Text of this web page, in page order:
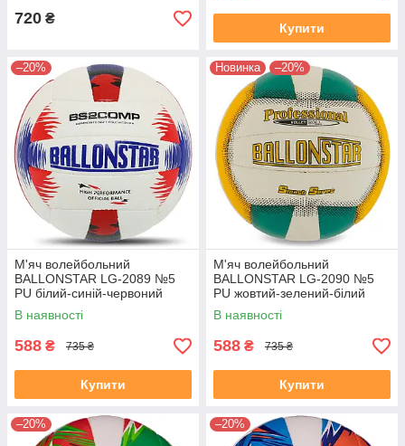
720 ₴
Купити
–20%
М'яч волейбольний
BALLONSTAR LG-2089 №5
PU білий-синій-червоний
В наявності
588 ₴ 735 ₴
Купити
Новинка –20%
М'яч волейбольний
BALLONSTAR LG-2090 №5
PU жовтий-зелений-білий
В наявності
588 ₴ 735 ₴
Купити
–20% –20%